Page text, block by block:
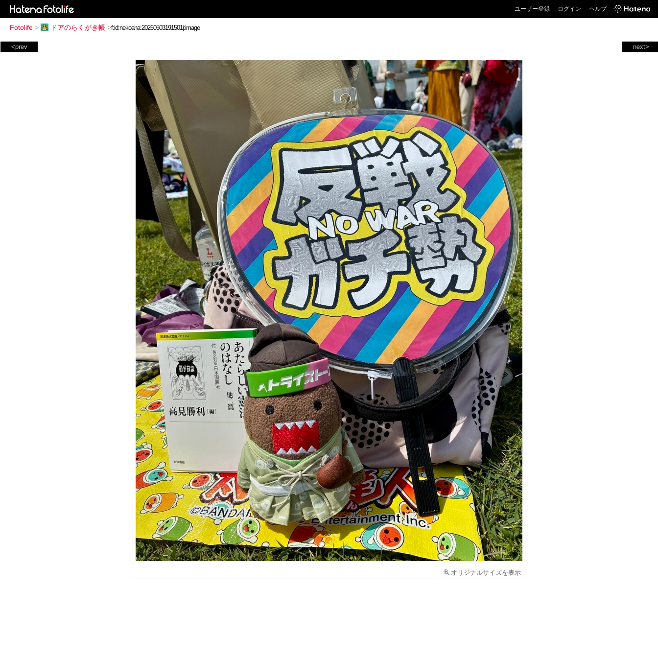
ユーザー登録 ログイン ヘルプ
Fotolife > ドアのらくがき帳 >
next>
<prev
オリジナルサイズを表示